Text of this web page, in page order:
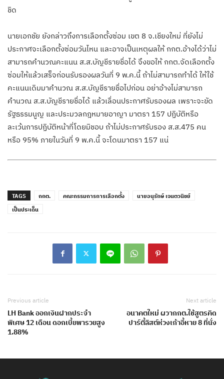
ชิด
นายเอกชัย ยังกล่าวถึงการเลือกตั้งซ่อม เขต 8 จ.เชียงใหม่ ที่ยังไม่
ประกาศจะเลือกตั้งซ่อมวันไหน และอาจเป็นเหตุผลให้ กกต.อ้างได้ว่าไม่
สามารถคำนวณคะแนน ส.ส.บัญชีรายชื่อได้ จึงขอให้ กกต.จัดเลือกตั้ง
ซ่อมให้แล้วเสร็จก่อนรับรองผลวันที่ 9 พ.ค.นี้ ถ้าไม่สามารถทำได้ ให้ใช้
คะแนนเดิมมาคำนวณ ส.ส.บัญชีรายชื่อไปก่อน อย่าอ้างไม่สามารถ
คำนวณ ส.ส.บัญชีรายชื่อได้ แล้วเลื่อนประกาศรับรองผล เพราะจะขัด
รัฐธรรมนูญ และประมวลกฎหมายอาญา มาตรา 157 ปฏิบัติหรือ
ละเว้นการปฏิบัติหน้าที่โดยมิชอบ ถ้าไม่ประกาศรับรอง ส.ส.475 คน
หรือ 95% ภายในวันที่ 9 พ.ค.นี้ จะโดนมาตรา 157 แน่
TAGS กกต. คณะกรรมการการเลือกตั้ง
นายอนุรักษ์ เจนตวนิชย์
เป็นประเด็น
Previous article
LH Bank ออกเงินฝากประจำ
พิเศษ 12 เดือน ดอกเบี้ยพารวยสูง
1.88%
Next article
อนาคตใหม่ ผวากกต.ใช้สูตรคิด
ปาร์ตี้ลิสต์ห่วงเก้าอี้หาย 8 ที่นั่ง